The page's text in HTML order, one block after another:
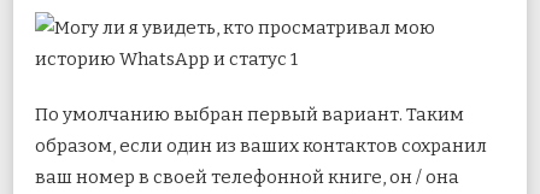
По умолчанию выбран первый вариант. Таким
образом, если один из ваших контактов сохранил
ваш номер в своей телефонной книге, он / она